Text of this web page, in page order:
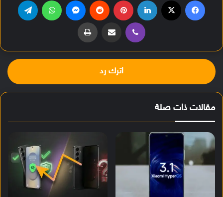
ڤايبر مشاركة عبر البريد طباعة
اترك رد
مقالات ذات صلة